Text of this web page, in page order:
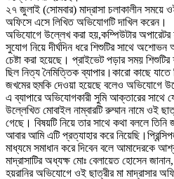
২৭ জুলাই (সোমবার) মাদ্রাসা চলাকালীন সময়ে
অফিসে এসে লিখিত অভিযোগটি দাখিল করেন।
অভিযোগে উল্লেখ করা হয়,কম্পিউটার অপারেটর
সুযোগ নিয়ে দীর্ঘদিন ধরে শিশুটির সাথে
চেষ্টা করা হয়েছে। প্রাইভেট পড়ার সময়
ছিল নিত্য নৈমিত্তিক ব্যাপার।কারো কাছে
জখমের হুমকি দেওয়া হয়েছে বলেও অভিযোগে
এ ব্যাপারে অভিযোগকারী সুমি আক্তারের
উল্লেখিত মোবাইল নাম্বারটি রুম্মান নামে ওই
গেছে। বিষয়টি নিয়ে তার সাথে কথা বললে
আবার আমি এটি প্রত্যাহার করে
মাধ্যমে সমাধান করে দিবেন বলে আমাদেরকে
মাদ্রাসাটির অধ্যক্ষ মোঃ বেলায়েত হোসেন
হয়রানির অভিযোগে ওই ছাত্রীর মা মাদ্রাসার